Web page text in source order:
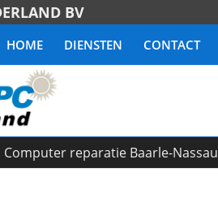
BV
HOME DIENSTEN CONTACT
Computer reparatie Baarle-Nassau